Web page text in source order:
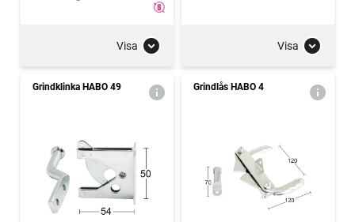
Visa Visa
Grindklinka HABO 49 Grindlås HABO 4